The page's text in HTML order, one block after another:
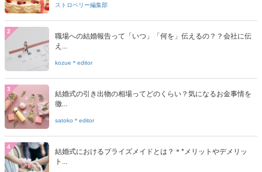
ストロベリー編集部
2
職場への結婚報告って「いつ」「何を」伝えるの？？会社に伝
え...
kozue＊editor
3
結婚式の引き出物の相場ってどのくらい？気になるお金事情を
徹...
satoko＊editor
4
結婚式におけるブライズメイドとは？＊*メリットやデメリッ
ト...